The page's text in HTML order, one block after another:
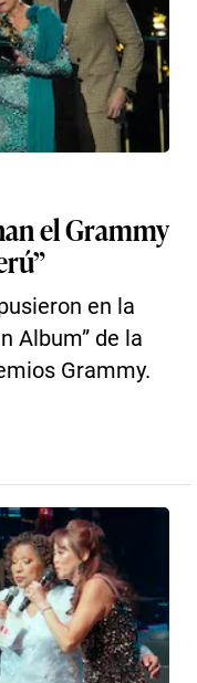
el Grammy
en la
Album” de la
Grammy.